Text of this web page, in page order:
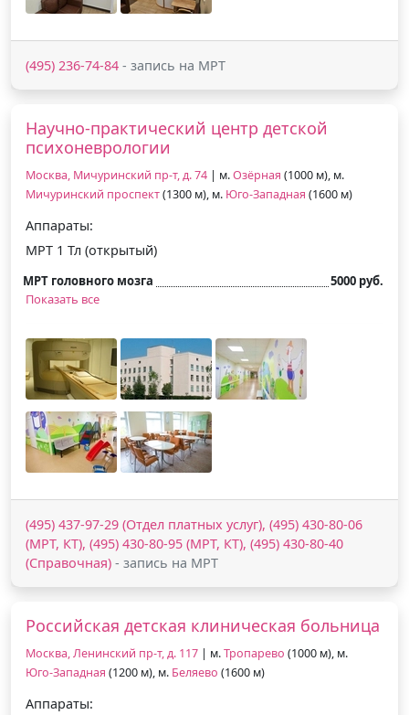
(495) 236-74-84 - запись на МРТ
Научно-практический центр детской
психоневрологии
Москва, Мичуринский пр-т, д. 74 | м.Озёрная (1000 м), м.
Мичуринский проспект(1300 м), м. Юго-Западная (1600 м)
Аппараты:
МРТ 1 Тл (открытый)
МРТ головного мозга
5000 руб.
Показать все
(495) 437-97-29 (Отдел платных услуг), (495) 430-80-06
(МРТ, КТ), (495) 430-80-95 (МРТ, КТ), (495) 430-80-40
(Справочная) - запись на МРТ
Российская детская клиническая больница
Москва, Ленинский пр-т, д. 117 | м.Тропарево (1000 м), м.
Юго-Западная (1200 м), м. Беляево (1600 м)
Аппараты: